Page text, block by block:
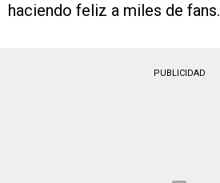
haciendo feliz a miles de fans.
PUBLICIDAD